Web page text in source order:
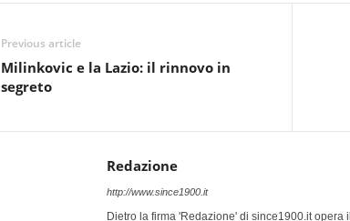
Previous article
Milinkovic e la Lazio: il rinnovo in
segreto
Redazione
http://www.since1900.it
Dietro la firma 'Redazione' di since1900.it